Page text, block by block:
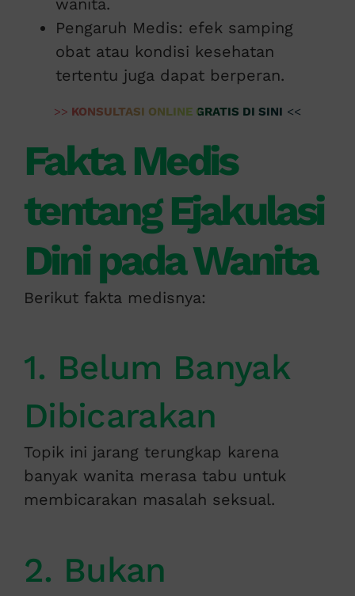
Pengaruh Medis: efek samping
obat atau kondisi kesehatan
tertentu juga dapat berperan.
>> KONSULTASI ONLINE GRATIS DI SINI <<
Fakta Medis
tentang Ejakulasi
Dini pada Wanita
Berikut fakta medisnya:
1. Belum Banyak
Dibicarakan
Topik ini jarang terungkap karena
banyak wanita merasa tabu untuk
membicarakan masalah seksual.
2. Bukan